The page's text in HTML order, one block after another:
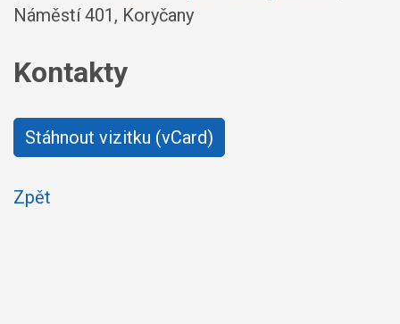
Náměstí 401, Koryčany
Kontakty
Stáhnout vizitku (vCard)
Zpět